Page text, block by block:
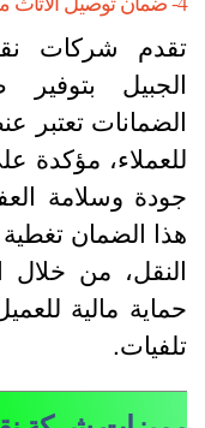
شركات
بتوفير
تعتبر
مؤكدة
وسلامة
الضمان تغطية
من خلال
مالية